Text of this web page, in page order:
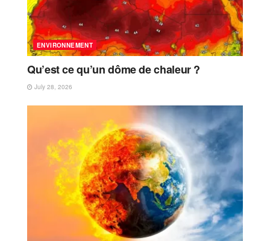
ENVIRONNEMENT
Qu’est ce qu’un dôme de chaleur ?
July 28, 2026